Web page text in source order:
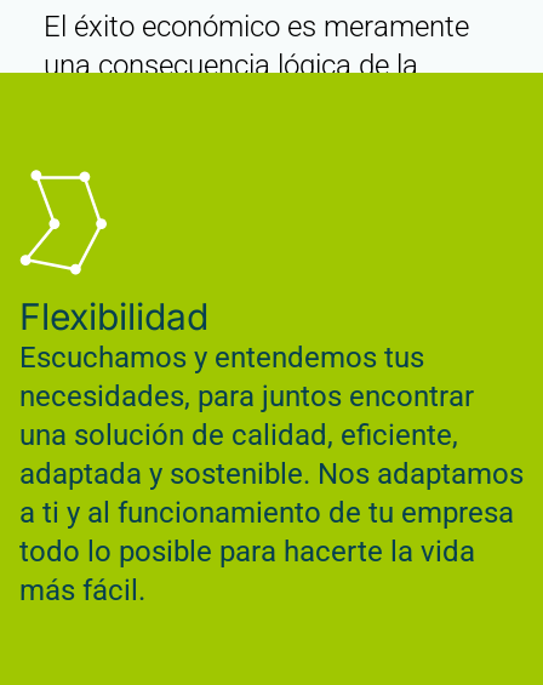
El éxito económico es meramente
una consecuencia lógica de la
Flexibilidad
Escuchamos y entendemos tus
necesidades, para juntos encontrar
una solución de calidad, eficiente,
adaptada y sostenible. Nos adaptamos
a ti y al funcionamiento de tu empresa
todo lo posible para hacerte la vida
más fácil.